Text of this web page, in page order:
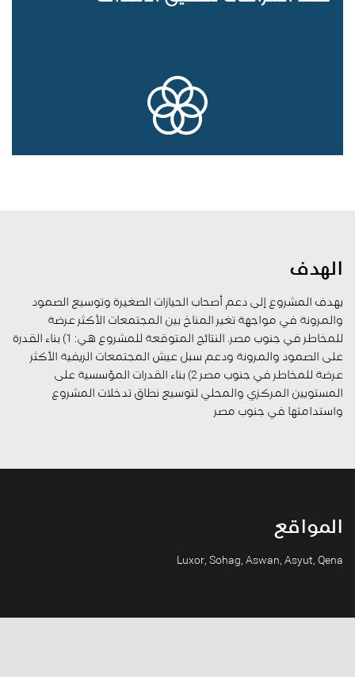
الهدف
يهدف المشروع إلى دعم أصحاب الحيازات الصغيرة وتوسيع الصمود
والمرونة في مواجهة تغير المناخ بين المجتمعات الأكثر عرضة
للمخاطر في جنوب مصر. النتائج المتوقعة للمشروع هي: 1) بناء القدرة
على الصمود والمرونة ودعم سبل عيش المجتمعات الريفية الأكثر
عرضة للمخاطر في جنوب مصر 2) بناء القدرات المؤسسية على
المستويين المركزي والمحلي لتوسيع نطاق تدخلات المشروع
واستدامتها في جنوب مصر
المواقع
Luxor, Sohag, Aswan, Asyut, Qena